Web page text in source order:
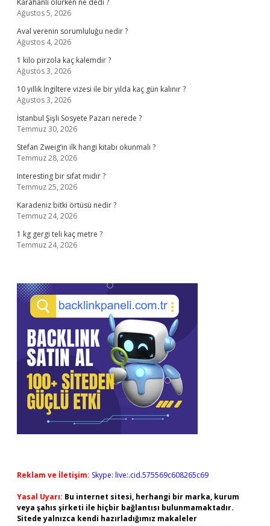
Karahanlı ölürken ne dedi ?
Ağustos 5, 2026
Aval verenin sorumluluğu nedir ?
Ağustos 4, 2026
1 kilo pirzola kaç kalemdir ?
Ağustos 3, 2026
10 yıllık İngiltere vizesi ile bir yılda kaç gün kalınır ?
Ağustos 3, 2026
İstanbul Şişli Sosyete Pazarı nerede ?
Temmuz 30, 2026
Stefan Zweig’in ilk hangi kitabı okunmalı ?
Temmuz 28, 2026
Interesting bir sıfat mıdır ?
Temmuz 25, 2026
Karadeniz bitki örtüsü nedir ?
Temmuz 24, 2026
1 kg gergi teli kaç metre ?
Temmuz 24, 2026
Reklam ve İletişim: Skype: live:.cid.575569c608265c69
Yasal Uyarı: Bu internet sitesi, herhangi bir marka, kurum
veya şahıs şirketi ile hiçbir bağlantısı bulunmamaktadır.
Sitede yalnızca kendi hazırladığımız makaleler